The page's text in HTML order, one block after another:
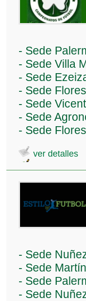
- Sede
- Sede Villa
- Sede
- Sede
- Sede
- Sede
- Sede
ver detalles
- Sede
- Sede
- Sede
- Sede